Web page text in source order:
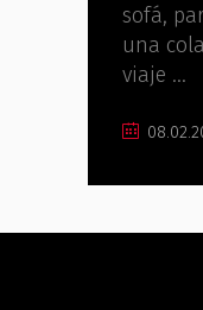
sofá,
una
viaje